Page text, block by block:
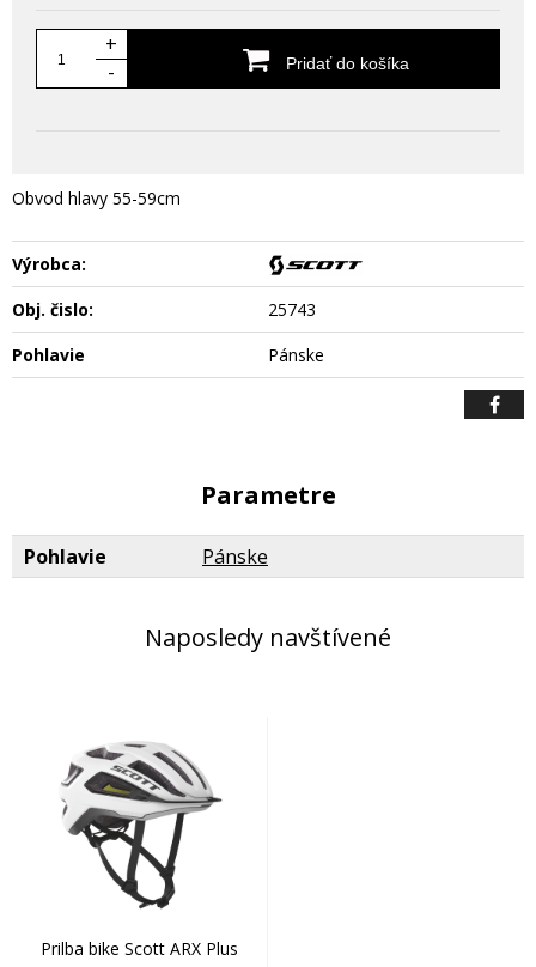
+
-
Pridať do košíka
Obvod hlavy 55-59cm
Výrobca:
Obj. čislo:
25743
Pohlavie
Pánske
Parametre
Pohlavie Pánske
Naposledy navštívené
Prilba bike Scott ARX Plus